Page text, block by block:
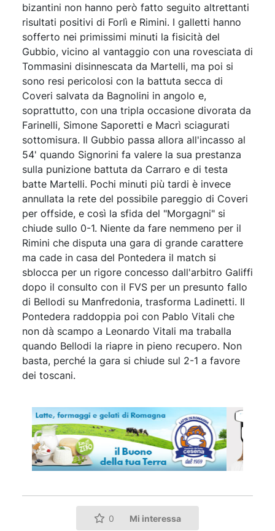
bizantini non hanno però fatto seguito altrettanti
risultati positivi di Forlì e Rimini. I galletti hanno
sofferto nei primissimi minuti la fisicità del
Gubbio, vicino al vantaggio con una rovesciata di
Tommasini disinnescata da Martelli, ma poi si
sono resi pericolosi con la battuta secca di
Coveri salvata da Bagnolini in angolo e,
soprattutto, con una tripla occasione divorata da
Farinelli, Simone Saporetti e Macrì sciagurati
sottomisura. Il Gubbio passa allora all'incasso al
54' quando Signorini fa valere la sua prestanza
sulla punizione battuta da Carraro e di testa
batte Martelli. Pochi minuti più tardi è invece
annullata la rete del possibile pareggio di Coveri
per offside, e così la sfida del "Morgagni" si
chiude sullo 0-1. Niente da fare nemmeno per il
Rimini che disputa una gara di grande carattere
ma cade in casa del Pontedera il match si
sblocca per un rigore concesso dall'arbitro Galiffi
dopo il consulto con il FVS per un presunto fallo
di Bellodi su Manfredonia, trasforma Ladinetti. Il
Pontedera raddoppia poi con Pablo Vitali che
non dà scampo a Leonardo Vitali ma traballa
quando Bellodi la riapre in pieno recupero. Non
basta, perché la gara si chiude sul 2-1 a favore
dei toscani.
0 Mi interessa